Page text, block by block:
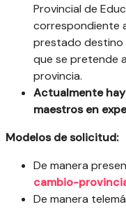
Provincial de
correspondiente
prestado destino
que se pretende
provincia.
Actualmente
maestros en
Modelos de solicitud:
De manera
cambio-
De manera